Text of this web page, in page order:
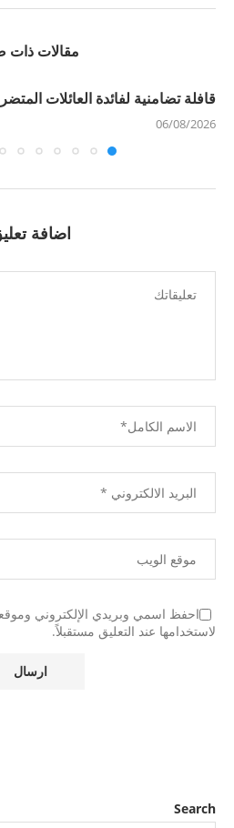
مقالات ذات
قافلة تضامنية لفائدة العائلات
06/08/2026
اضافة
احفظ اسمي وبريدي الإلكتروني
لاستخدامها عند التعليق مستقبلاً.
Search